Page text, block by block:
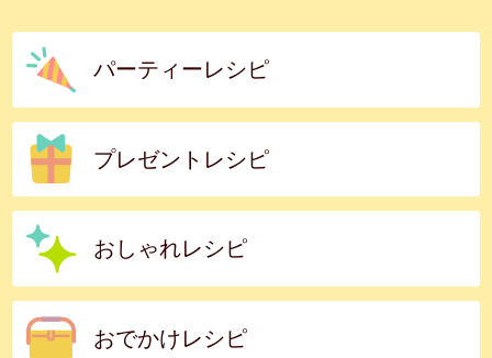
パーティーレシピ
プレゼントレシピ
おしゃれレシピ
おでかけレシピ